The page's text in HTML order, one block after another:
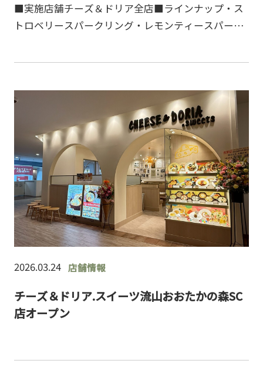
■実施店舗チーズ＆ドリア全店■ラインナップ・ス
トロベリースパークリング・レモンティースパーク
トスパークリングテイクアウトOK◎シュワっと爽
2026.03.24 店舗情報
チーズ＆ドリア.スイーツ流山おおたかの森SC
店オープン